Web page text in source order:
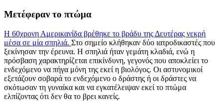
Μετέφεραν το πτώμα
Η 60χρονη Αμερικανίδα βρέθηκε το βράδυ της Δευτέρας νεκρή
μέσα σε μία σπηλιά. Στο σημείο κλήθηκαν δύο ιατροδικαστές που
ξεκίνησαν την έρευνα. Η σπηλιά ήταν γεμάτη κλαδιά, ενώ η
πρόσβαση χαρακτηρίζεται επικίνδυνη, γεγονός που αποκλείει το
ενδεχόμενο να πήγα μόνη της εκεί η βιολόγος. Οι αστυνομικοί
εξετάζουν σοβαρά το ενδεχόμενο ο δράστης ή οι δράστες να
σκότωσαν τη γυναίκα και να εγκατέλειψαν εκεί το πτώμα
ελπίζοντας ότι δεν θα το βρει κανείς.